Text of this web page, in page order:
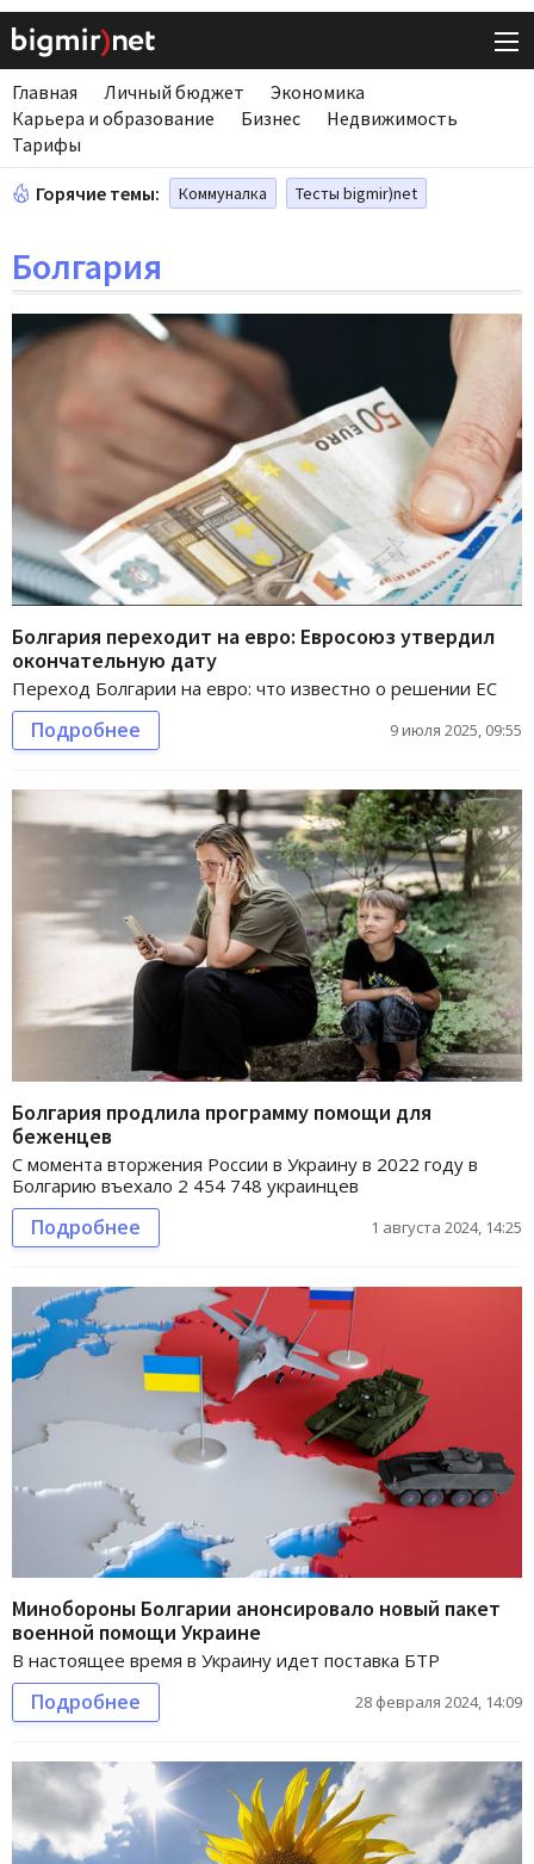
Главная Личный бюджет
Экономика
Карьера и образование
Бизнес
Недвижимость
Тарифы
Горячие темы: Коммуналка Тесты bigmir)net
Болгария
Болгария переходит на евро: Евросоюз утвердил
окончательную дату
Переход Болгарии на евро: что известно о решении ЕС
Подробнее 9 июля 2025, 09:55
Болгария продлила программу помощи для
беженцев
С момента вторжения России в Украину в 2022 году в
Болгарию въехало 2 454 748 украинцев
Подробнее 1 августа 2024, 14:25
Минобороны Болгарии анонсировало новый пакет
военной помощи Украине
В настоящее время в Украину идет поставка БТР
Подробнее 28 февраля 2024, 14:09